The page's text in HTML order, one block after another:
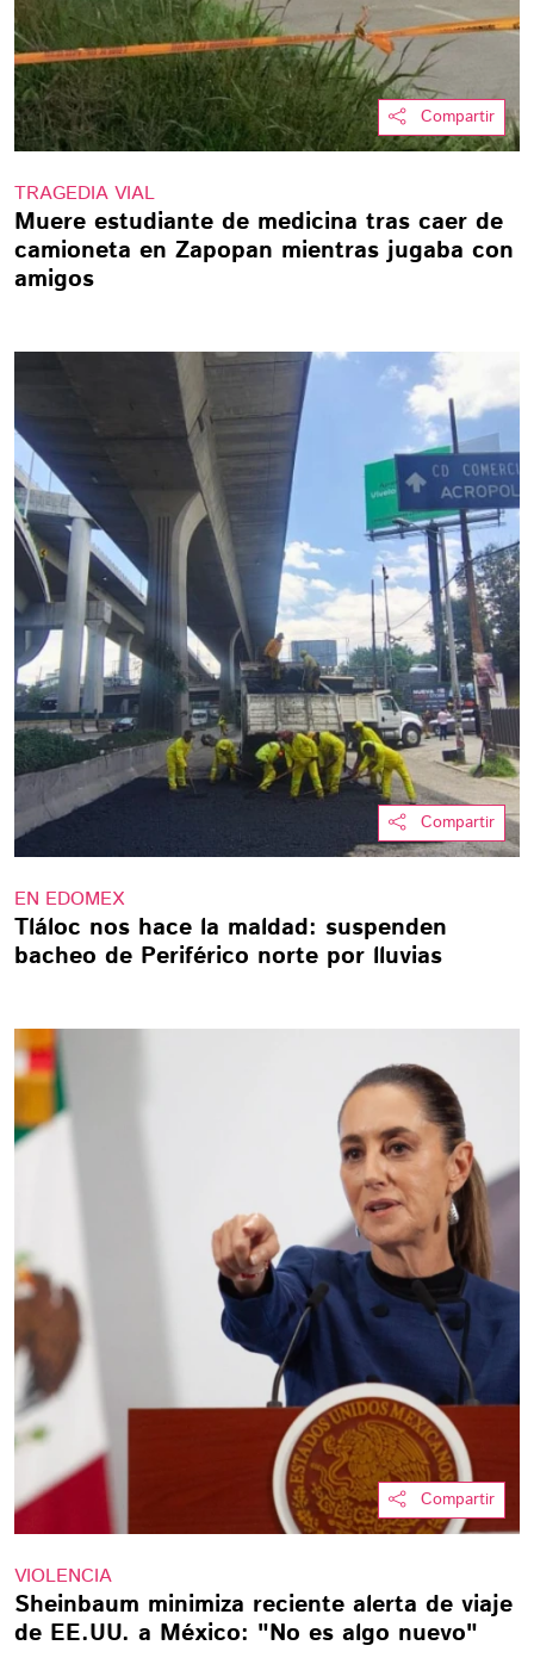
Compartir
TRAGEDIA VIAL
Muere estudiante de medicina tras caer de
camioneta en Zapopan mientras jugaba con
amigos
Compartir
EN EDOMEX
Tláloc nos hace la maldad: suspenden
bacheo de Periférico norte por lluvias
Compartir
VIOLENCIA
Sheinbaum minimiza reciente alerta de viaje
de EE.UU. a México: "No es algo nuevo"